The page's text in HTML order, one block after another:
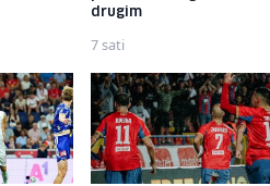
drugim
7 sati